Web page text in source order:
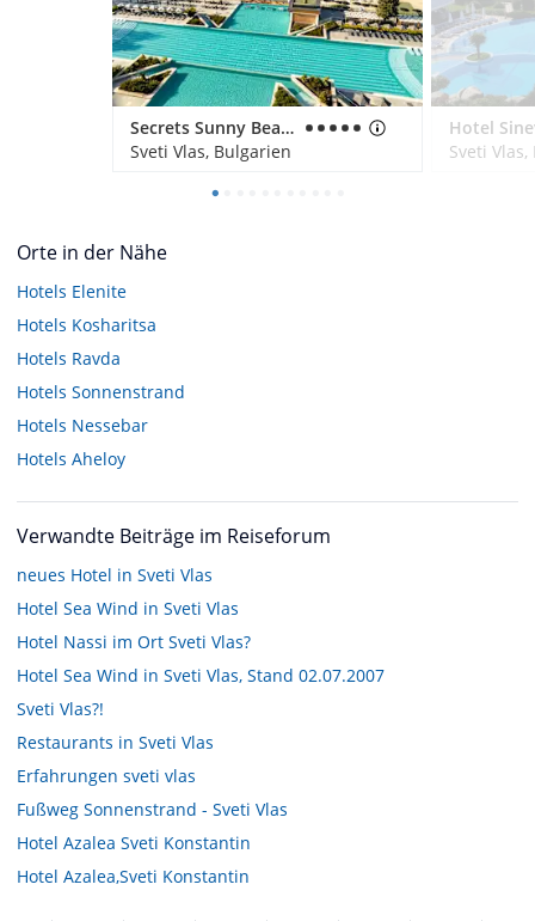
Secrets Sunny Beach Resort & Spa
Sveti Vlas, Bulgarien
Hotel
Sveti
Orte in der Nähe
Hotels Elenite
Hotels Kosharitsa
Hotels Ravda
Hotels Sonnenstrand
Hotels Nessebar
Hotels Aheloy
Verwandte Beiträge im Reiseforum
neues Hotel in Sveti Vlas
Hotel Sea Wind in Sveti Vlas
Hotel Nassi im Ort Sveti Vlas?
Hotel Sea Wind in Sveti Vlas, Stand 02.07.2007
Sveti Vlas?!
Restaurants in Sveti Vlas
Erfahrungen sveti vlas
Fußweg Sonnenstrand - Sveti Vlas
Hotel Azalea Sveti Konstantin
Hotel Azalea,Sveti Konstantin